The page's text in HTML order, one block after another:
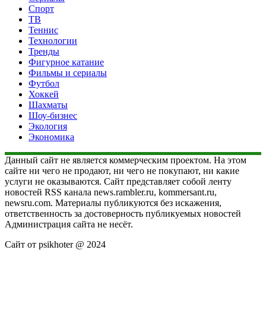
Спорт
ТВ
Теннис
Технологии
Тренды
Фигурное катание
Фильмы и сериалы
Футбол
Хоккей
Шахматы
Шоу-бизнес
Экология
Экономика
Данный сайт не является коммерческим проектом. На этом
сайте ни чего не продают, ни чего не покупают, ни какие
услуги не оказываются. Сайт представляет собой ленту
новостей RSS канала news.rambler.ru, kommersant.ru,
newsru.com. Материалы публикуются без искажения,
ответственность за достоверность публикуемых новостей
Администрация сайта не несёт.
Сайт от psikhoter @ 2024